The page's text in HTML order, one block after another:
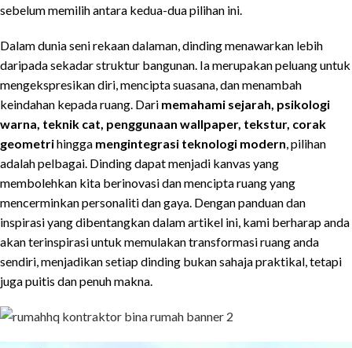
sebelum memilih antara kedua-dua pilihan ini.
Dalam dunia seni rekaan dalaman, dinding menawarkan lebih
daripada sekadar struktur bangunan. Ia merupakan peluang untuk
mengekspresikan diri, mencipta suasana, dan menambah
keindahan kepada ruang. Dari memahami sejarah, psikologi
warna, teknik cat, penggunaan wallpaper, tekstur, corak
geometrihingga mengintegrasi teknologi modern , pilihan
adalah pelbagai. Dinding dapat menjadi kanvas yang
membolehkan kita berinovasi dan mencipta ruang yang
mencerminkan personaliti dan gaya. Dengan panduan dan
inspirasi yang dibentangkan dalam artikel ini, kami berharap anda
akan terinspirasi untuk memulakan transformasi ruang anda
sendiri, menjadikan setiap dinding bukan sahaja praktikal, tetapi
juga puitis dan penuh makna.